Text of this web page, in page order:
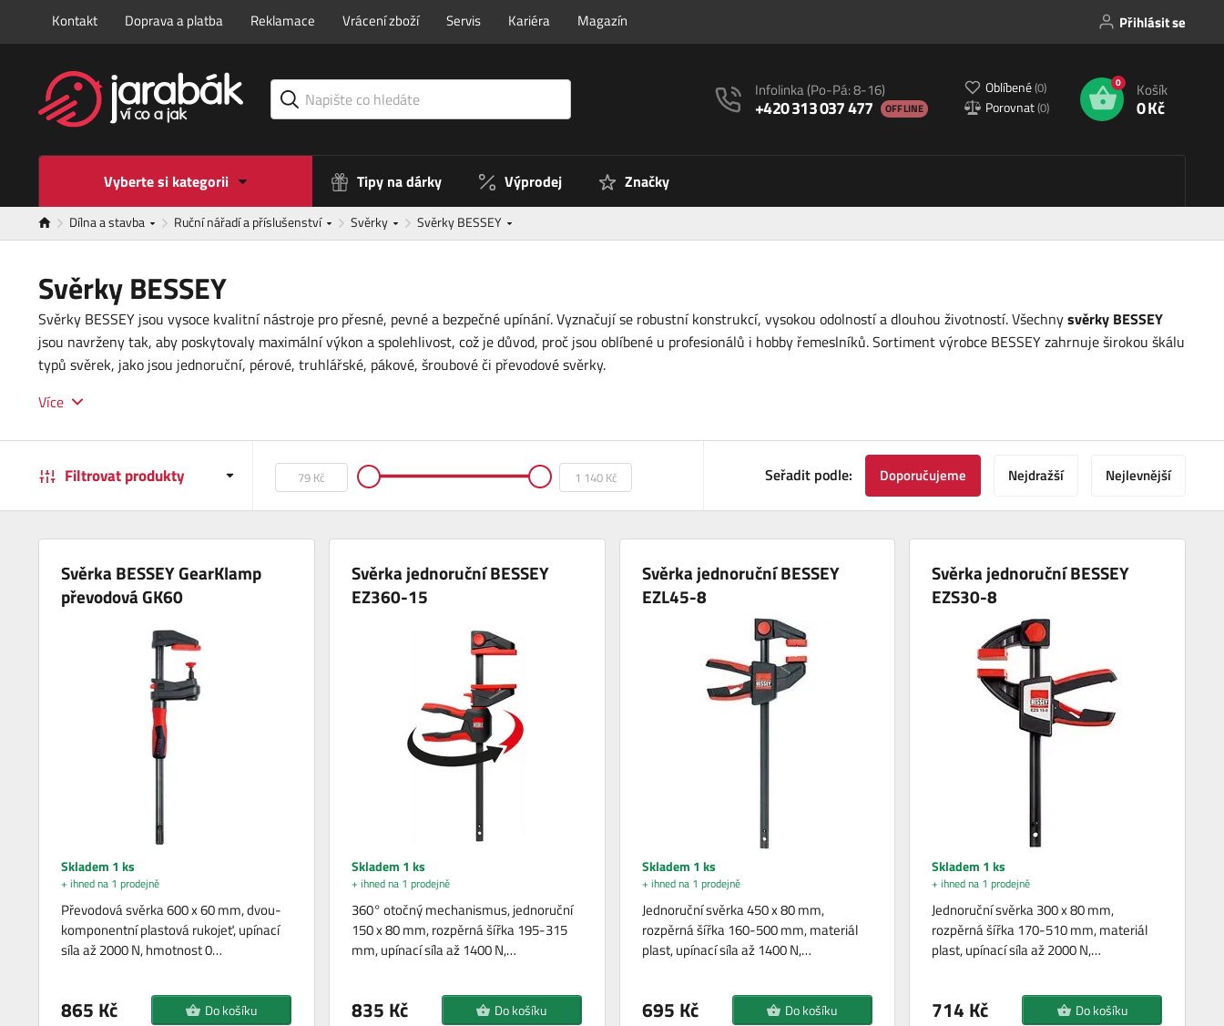
Kontakt Doprava a platba Reklamace Vrácení zboží Servis Kariéra Magazín Přihlásit se
Infolinka(Po-Pá: 8-16)
+420 313 037 477 OFFLINE
Oblíbené(0)
Porovnat(0)
0 Košík
0 Kč
Vyberte si kategorii Tipy na dárky Výprodej Značky
Dílna a stavba Ruční nářadí a příslušenství Svěrky Svěrky BESSEY
Svěrky BESSEY
Svěrky BESSEY jsou vysoce kvalitní nástroje pro přesné, pevné a bezpečné upínání. Vyznačují se robustní konstrukcí, vysokou odolností a dlouhou životností. Všechnysvěrky BESSEY
jsou navrženy tak, aby poskytovaly maximální výkon a spolehlivost, což je důvod, proč jsou oblíbené u profesionálů i hobby řemeslníků. Sortiment výrobce BESSEY zahrnuje širokou škálu
typů svěrek, jako jsou jednoruční, pérové, truhlářské, pákové, šroubové či převodové svěrky.
Více
Filtrovat produkty Seřadit podle: Doporučujeme Nejdražší Nejlevnější
Svěrka BESSEY GearKlamp
převodová GK60
Skladem 1 ks
+ ihned na 1 prodejně
Převodová svěrka 600 x 60 mm, dvou-
komponentní plastová rukojeť, upínací
síla až 2000 N, hmotnost 0…
865 Kč Do košíku
Svěrka jednoruční BESSEY
EZ360-15
Skladem 1 ks
+ ihned na 1 prodejně
360° otočný mechanismus, jednoruční
150 x 80 mm, rozpěrná šířka 195-315
mm, upínací síla až 1400 N,…
835 Kč Do košíku
Svěrka jednoruční BESSEY
EZL45-8
Skladem 1 ks
+ ihned na 1 prodejně
Jednoruční svěrka 450 x 80 mm,
rozpěrná šířka 160-500 mm, materiál
plast, upínací síla až 1400 N,…
695 Kč Do košíku
Svěrka jednoruční BESSEY
EZS30-8
Skladem 1 ks
+ ihned na 1 prodejně
Jednoruční svěrka 300 x 80 mm,
rozpěrná šířka 170-510 mm, materiál
plast, upínací síla až 2000 N,…
714 Kč Do košíku